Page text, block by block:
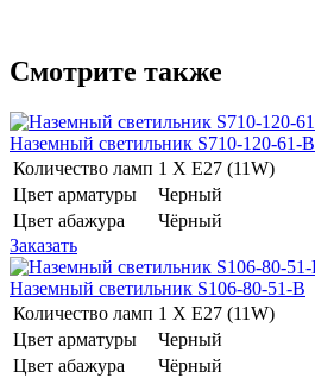
Смотрите также
Наземный светильник S710-120-61-B
Количество ламп 1 Х E27 (11W)
Цвет арматуры
Черный
Цвет абажура
Чёрный
Заказать
Наземный светильник S106-80-51-B
Количество ламп 1 Х E27 (11W)
Цвет арматуры
Черный
Цвет абажура
Чёрный